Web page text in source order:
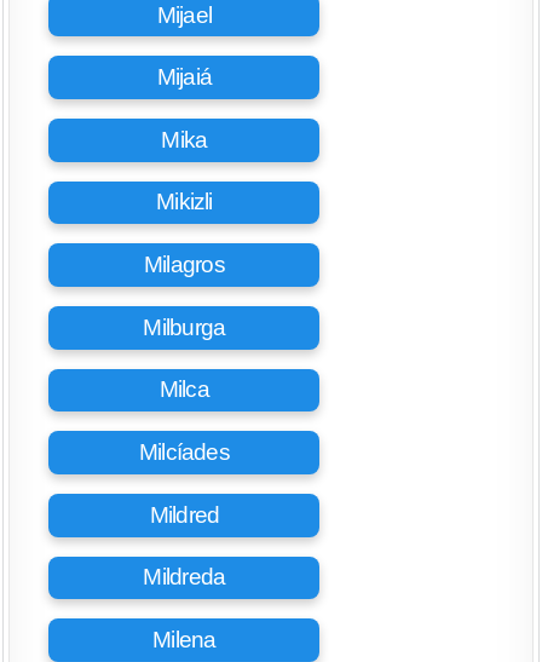
Mijael
Mijaiá
Mika
Mikizli
Milagros
Milburga
Milca
Milcíades
Mildred
Mildreda
Milena